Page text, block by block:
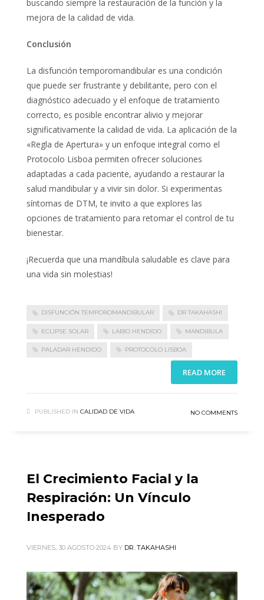
buscando siempre la restauración de la función y la
mejora de la calidad de vida.
Conclusión
La disfunción temporomandibular es una condición
que puede ser frustrante y debilitante, pero con el
diagnóstico adecuado y el enfoque de tratamiento
correcto, es posible encontrar alivio y mejorar
significativamente la calidad de vida. La aplicación de la
«Regla de Apertura» y un enfoque integral como el
Protocolo Lisboa permiten ofrecer soluciones
adaptadas a cada paciente, ayudando a restaurar la
salud mandibular y a vivir sin dolor. Si experimentas
síntomas de DTM, te invito a que explores las
opciones de tratamiento para retomar el control de tu
bienestar.
¡Recuerda que una mandíbula saludable es clave para
una vida sin molestias!
DISFUNCIÓN TEMPOROMANDIBULAR DR TAKAHASHI
ECLIPSE SOLAR LABIO HENDIDO MANDIBULA
PALADAR HENDIDO PROTOCOLO LISBOA
READ MORE
PUBLISHED IN CALIDAD DE VIDA NO COMMENTS
El Crecimiento Facial y la
Respiración: Un Vínculo
Inesperado
VIERNES, 30 AGOSTO 2024 BY DR. TAKAHASHI